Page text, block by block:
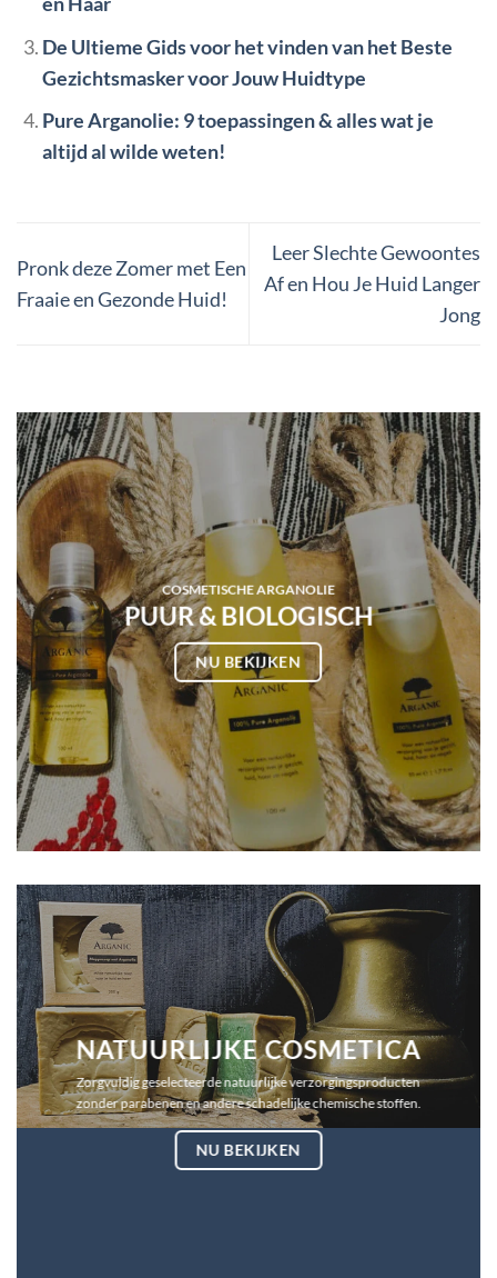
De Ultieme Gids voor het vinden van het Beste
Gezichtsmasker voor Jouw Huidtype
Pure Arganolie: 9 toepassingen & alles wat je
altijd al wilde weten!
Pronk deze Zomer met Een
Fraaie en Gezonde Huid!
Leer Slechte Gewoontes
Af en Hou Je Huid Langer
Jong
COSMETISCHE ARGANOLIE
PUUR & BIOLOGISCH
NU BEKIJKEN
NATUURLIJKE COSMETICA
Zorgvuldig geselecteerde natuurlijke verzorgingsproducten
zonder parabenen en andere schadelijke chemische stoffen.
NU BEKIJKEN